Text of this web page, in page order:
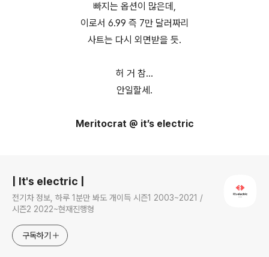
빠지는 옵션이 많은데,
이로서 6.99 즉 7만 달러짜리
사트는 다시 외면받을 듯.
허 거 참…
안일할세.
Meritocrat @ it’s electric
| It's electric |
전기차 정보, 하루 1분만 봐도 개이득 시즌1 2003~2021 /
시즌2 2022~현재진행형
구독하기